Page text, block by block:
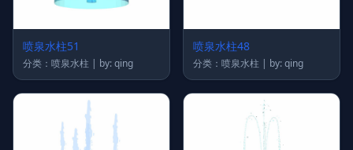
喷泉水柱51
分类：喷泉水柱 | by: qing
喷泉水柱48
分类：喷泉水柱 | by: qing